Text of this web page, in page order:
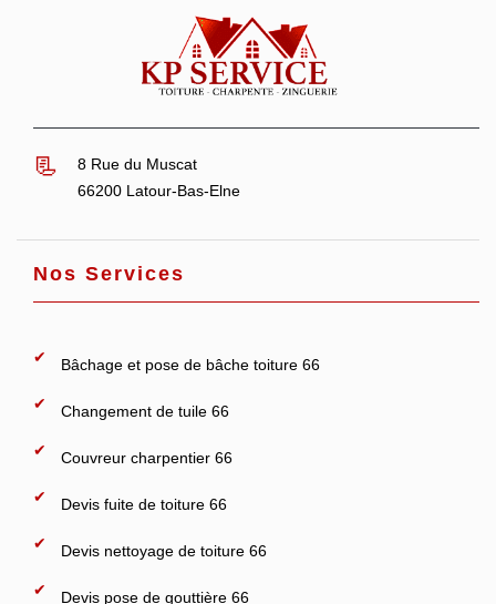
8 Rue du Muscat
66200 Latour-Bas-Elne
Nos Services
Bâchage et pose de bâche toiture 66
Changement de tuile 66
Couvreur charpentier 66
Devis fuite de toiture 66
Devis nettoyage de toiture 66
Devis pose de gouttière 66